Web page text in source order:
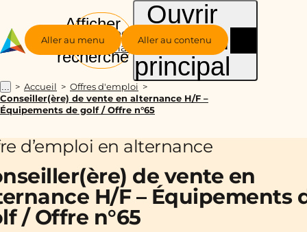
Aller au menu Aller au contenu
Groupe
Alternance
Afficher
la
recherche
Ouvrir
le menu
principal
... Accueil
Offres d'emploi
Conseiller(ère) de vente en alternance H/F –
Équipements de golf / Offre n°65
d’emploi en alternance
de vente en
H/F – Équipements
/ Offre n°65